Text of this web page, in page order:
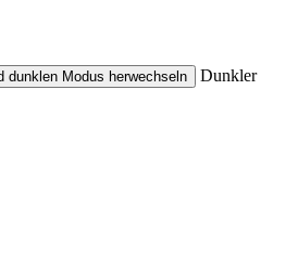
dunklen Modus herwechseln
Dunkler